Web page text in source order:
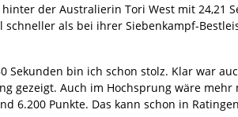
der Australierin Tori West mit 24,21
schneller als bei ihrer Siebenkampf-
Sekunden bin ich schon stolz. Klar war
gezeigt. Auch im Hochsprung wäre
6.200 Punkte. Das kann schon in